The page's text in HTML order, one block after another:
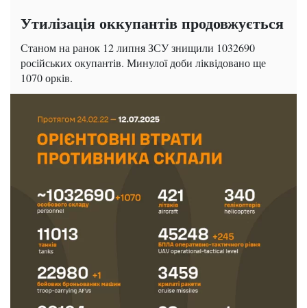
Утилізація оккупантів продовжується
Станом на ранок 12 липня ЗСУ знищили 1032690
російських окупантів. Минулої доби ліквідовано ще
1070 орків.